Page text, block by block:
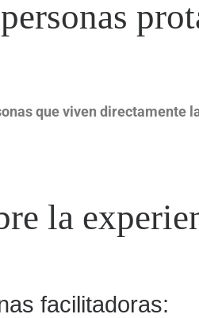
que viven directamente
la
facilitadoras: